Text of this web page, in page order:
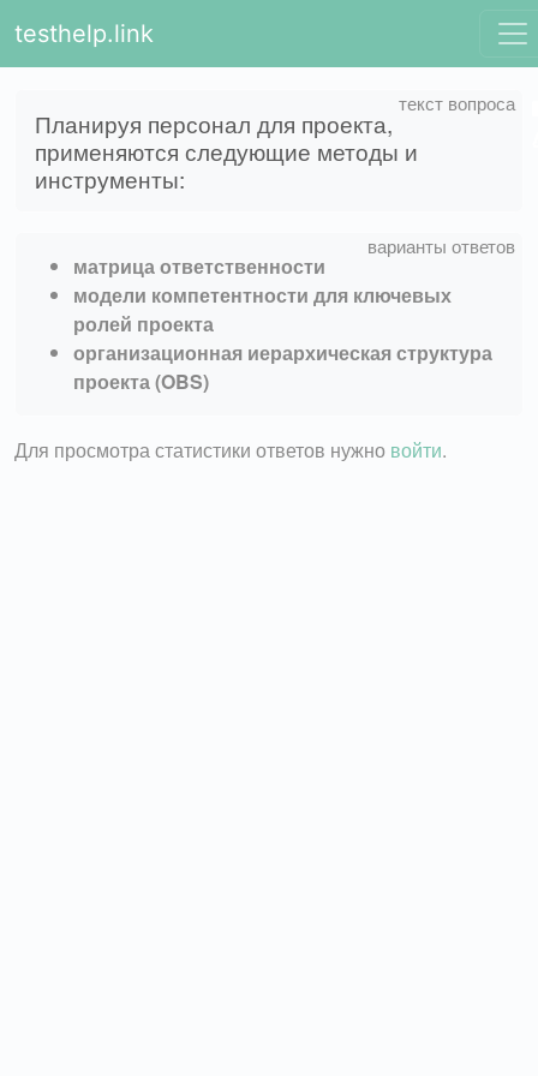
testhelp.link
Планируя персонал для проекта,
применяются следующие методы и
инструменты:
матрица ответственности
модели компетентности для ключевых
ролей проекта
организационная иерархическая структура
проекта (OBS)
Для просмотра статистики ответов нужно войти.